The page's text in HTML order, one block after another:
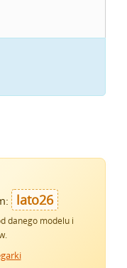
lato26
danego modelu i